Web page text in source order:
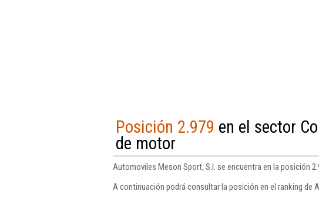
Posición 2.979 en el sector
de motor
Automoviles Meson Sport, S.l. se encuentra en la posición
A continuación podrá consultar la posición en el ranking de